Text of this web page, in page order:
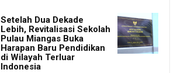
Setelah Dua Dekade
Lebih, Revitalisasi Sekolah
Pulau Miangas Buka
Harapan Baru Pendidikan
di Wilayah Terluar
Indonesia